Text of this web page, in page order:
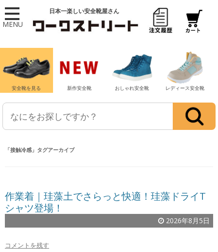
MENU
日本一楽しい安全靴屋さん
安全靴を見る 新作安全靴 おしゃれ安全靴 レディース安全靴
「接触冷感 」タグアーカイブ
作業着｜珪藻土でさらっと快適！珪藻ドライT
シャツ登場！
2026年8月5日
コメントを残す